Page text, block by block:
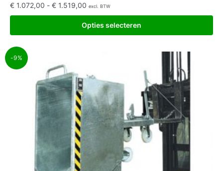
€ 1.072,00 - € 1.519,00 excl. BTW
Opties selecteren
-9%